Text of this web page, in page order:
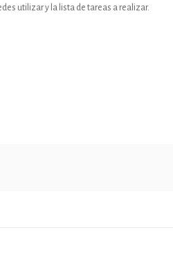
utilizar y la lista de tareas a realizar.